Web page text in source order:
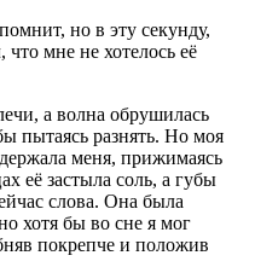
но в эту секунду,
что мне не хотелось её
а волна обрушилась
пытаясь разнять. Но моя
меня, прижимаясь
её застыла соль, а губы
слова. Она была
хотя бы во сне я мог
покрепче и положив